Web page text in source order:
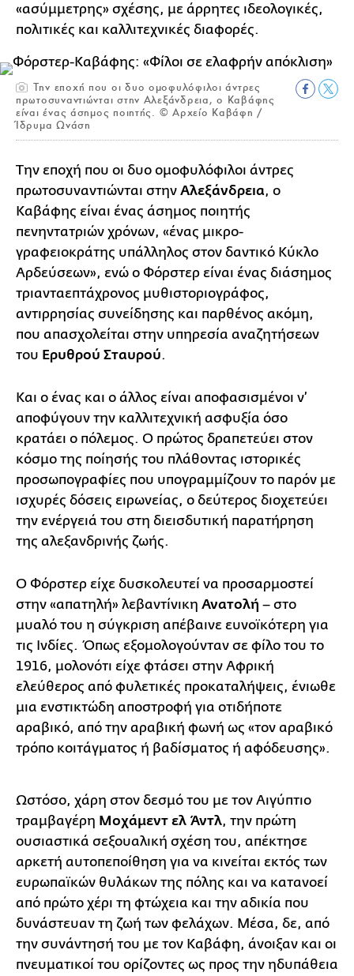
«ασύμμετρης» σχέσης, με άρρητες ιδεολογικές,
πολιτικές και καλλιτεχνικές διαφορές.
Tην εποχή που οι δυο ομοφυλόφιλοι άντρες
πρωτοσυναντιώνται στην Αλεξάνδρεια, ο Καβάφης
είναι ένας άσημος ποιητής. © Aρχείο Καβάφη /
Ίδρυμα Ωνάση
Την εποχή που οι δυο ομοφυλόφιλοι άντρες
πρωτοσυναντιώνται στην Αλεξάνδρεια, ο
Καβάφης είναι ένας άσημος ποιητής
πενηντατριών χρόνων, «ένας μικρο-
γραφειοκράτης υπάλληλος στον δαντικό Κύκλο
Αρδεύσεων», ενώ ο Φόρστερ είναι ένας διάσημος
τριανταεπτάχρονος μυθιστοριογράφος,
αντιρρησίας συνείδησης και παρθένος ακόμη,
που απασχολείται στην υπηρεσία αναζητήσεων
του Ερυθρού Σταυρού.
Και ο ένας και ο άλλος είναι αποφασισμένοι ν’
αποφύγουν την καλλιτεχνική ασφυξία όσο
κρατάει ο πόλεμος. Ο πρώτος δραπετεύει στον
κόσμο της ποίησής του πλάθοντας ιστορικές
προσωπογραφίες που υπογραμμίζουν το παρόν με
ισχυρές δόσεις ειρωνείας, ο δεύτερος διοχετεύει
την ενέργειά του στη διεισδυτική παρατήρηση
της αλεξανδρινής ζωής.
Ο Φόρστερ είχε δυσκολευτεί να προσαρμοστεί
στην «απατηλή» λεβαντίνικη Ανατολή – στο
μυαλό του η σύγκριση απέβαινε ευνοϊκότερη για
τις Ινδίες. Όπως εξομολογούνταν σε φίλο του το
1916, μολονότι είχε φτάσει στην Αφρική
ελεύθερος από φυλετικές προκαταλήψεις, ένιωθε
μια ενστικτώδη αποστροφή για οτιδήποτε
αραβικό, από την αραβική φωνή ως «τον αραβικό
τρόπο κοιτάγματος ή βαδίσματος ή αφόδευσης».
Ωστόσο, χάρη στον δεσμό του με τον Αιγύπτιο
τραμβαγέρη Μοχάμεντ ελ Άντλ, την πρώτη
ουσιαστικά σεξουαλική σχέση του, απέκτησε
αρκετή αυτοπεποίθηση για να κινείται εκτός των
ευρωπαϊκών θυλάκων της πόλης και να κατανοεί
από πρώτο χέρι τη φτώχεια και την αδικία που
δυνάστευαν τη ζωή των φελάχων. Μέσα, δε, από
την συνάντησή του με τον Καβάφη, άνοιξαν και οι
πνευματικοί του ορίζοντες ως προς την ηδυπάθεια